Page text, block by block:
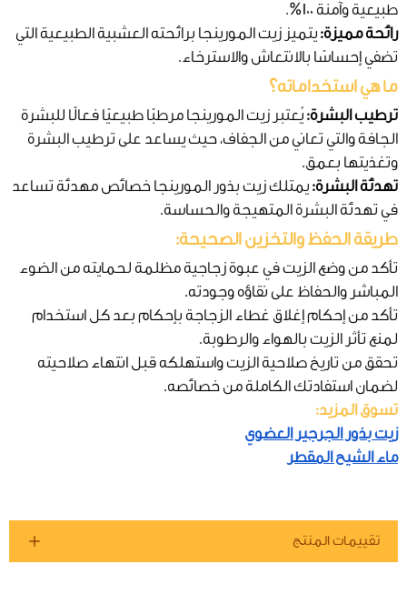
طبيعية وآمنة 100%.
رائحة مميزة: يتميز زيت المورينجا برائحته العشبية الطبيعية التي
تضفي إحساسًا بالانتعاش والاسترخاء.
ما هي استخداماته؟
ترطيب البشرة: يُعتبر زيت المورينجا مرطبًا طبيعيًا فعالًا للبشرة
الجافة والتي تعاني من الجفاف، حيث يساعد على ترطيب البشرة
وتغذيتها بعمق.
تهدئة البشرة: يمتلك زيت بذور المورينجا خصائص مهدئة تساعد
في تهدئة البشرة المتهيجة والحساسة.
طريقة الحفظ والتخزين الصحيحة:
تأكد من وضع الزيت في عبوة زجاجية مظلمة لحمايته من الضوء
المباشر والحفاظ على نقاؤه وجودته.
تأكد من إحكام إغلاق غطاء الزجاجة بإحكام بعد كل استخدام
لمنع تأثر الزيت بالهواء والرطوبة.
تحقق من تاريخ صلاحية الزيت واستهلكه قبل انتهاء صلاحيته
لضمان استفادتك الكاملة من خصائصه.
تسوق المزيد:
زيت بذور الجرجير العضوي
ماء الشيح المقطر
تقييمات المنتج